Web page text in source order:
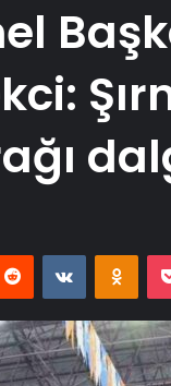
Reddit VKontakte